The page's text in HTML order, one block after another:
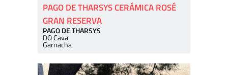
PAGO DE THARSYS CERÁMICA ROSÉ
GRAN RESERVA
PAGO DE THARSYS
DO Cava
Garnacha